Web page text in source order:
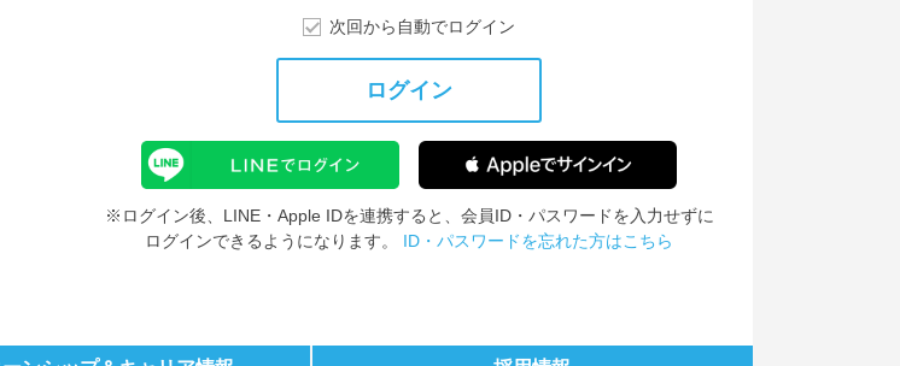
次回から自動でログイン
ログイン
※ログイン後、LINE・Apple IDを連携すると、会員ID・パスワードを入力せずに
ログインできるようになります。 ID・パスワードを忘れた方はこちら